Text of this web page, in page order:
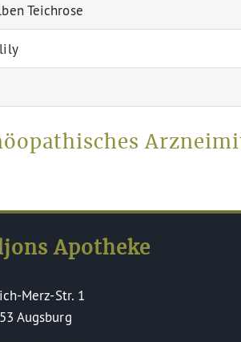
Teichrose
Apotheke
Merz-Str. 1
Augsburg